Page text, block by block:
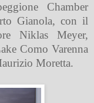
Chamber
Gianola, con il
Niklas Meyer,
Como Varenna
Moretta.